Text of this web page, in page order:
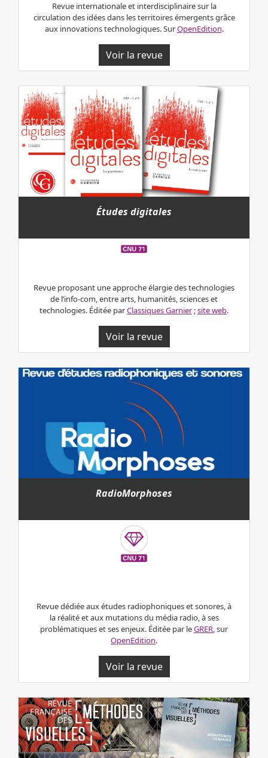
Revue internationale et interdisciplinaire sur la
circulation des idées dans les territoires émergents grâce
aux innovations technologiques. SurOpenEdition.
Voir la revue
Études digitales
Revue proposant une approche élargie des technologies
de l’info-com, entre arts, humanités, sciences et
technologies. Éditée parClassiques Garnier ;site web.
Voir la revue
RadioMorphoses
Revue dédiée aux études radiophoniques et sonores,à
la réalité et aux mutations du média radio, à ses
problématiques et ses enjeux. Éditée par leGRER, sur
OpenEdition.
Voir la revue